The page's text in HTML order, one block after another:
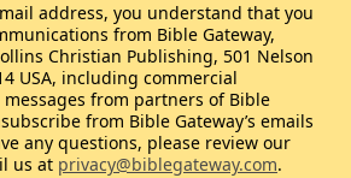
address, you understand that you
from Bible Gateway,
Christian Publishing, 501 Nelson
USA, including commercial
from partners of Bible
from Bible Gateway’s emails
any questions, please review our
us at privacy@biblegateway.com.